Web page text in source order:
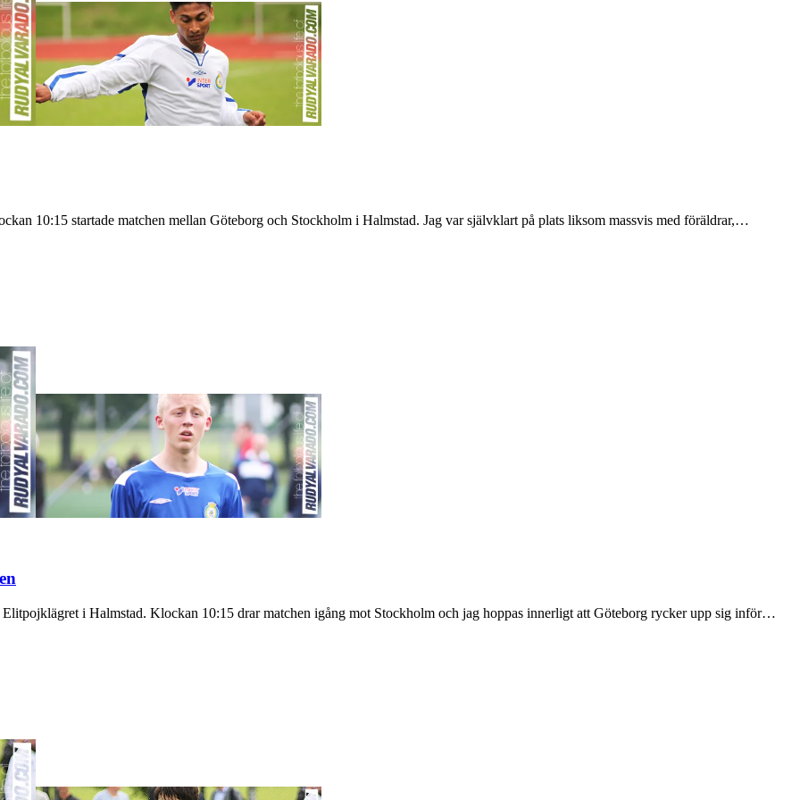
10:15 startade matchen mellan Göteborg och Stockholm i Halmstad. Jag var självklart på plats liksom massvis med föräldrar,…
Elitpojklägret i Halmstad. Klockan 10:15 drar matchen igång mot Stockholm och jag hoppas innerligt att Göteborg rycker upp sig inför…